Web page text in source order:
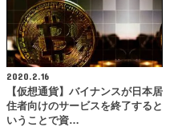
2020.2.16
【仮想通貨】バイナンスが日本居
住者向けのサービスを終了すると
いうことで資…